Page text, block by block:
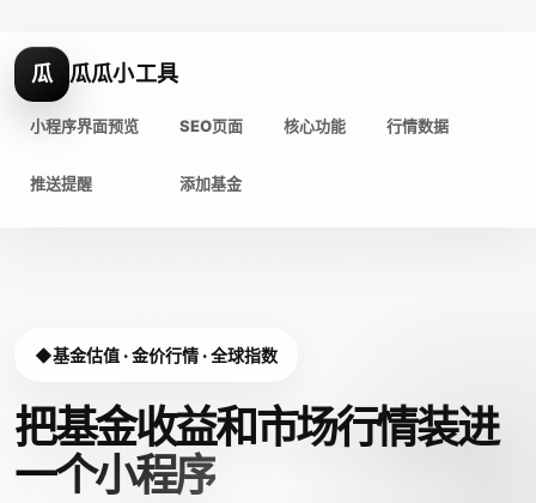
瓜 瓜瓜小工具
小程序界面预览 SEO页面 核心功能 行情数据
推送提醒 添加基金
基金估值 · 金价行情 · 全球指数
把基金收益和市场行情装进
一个小程序